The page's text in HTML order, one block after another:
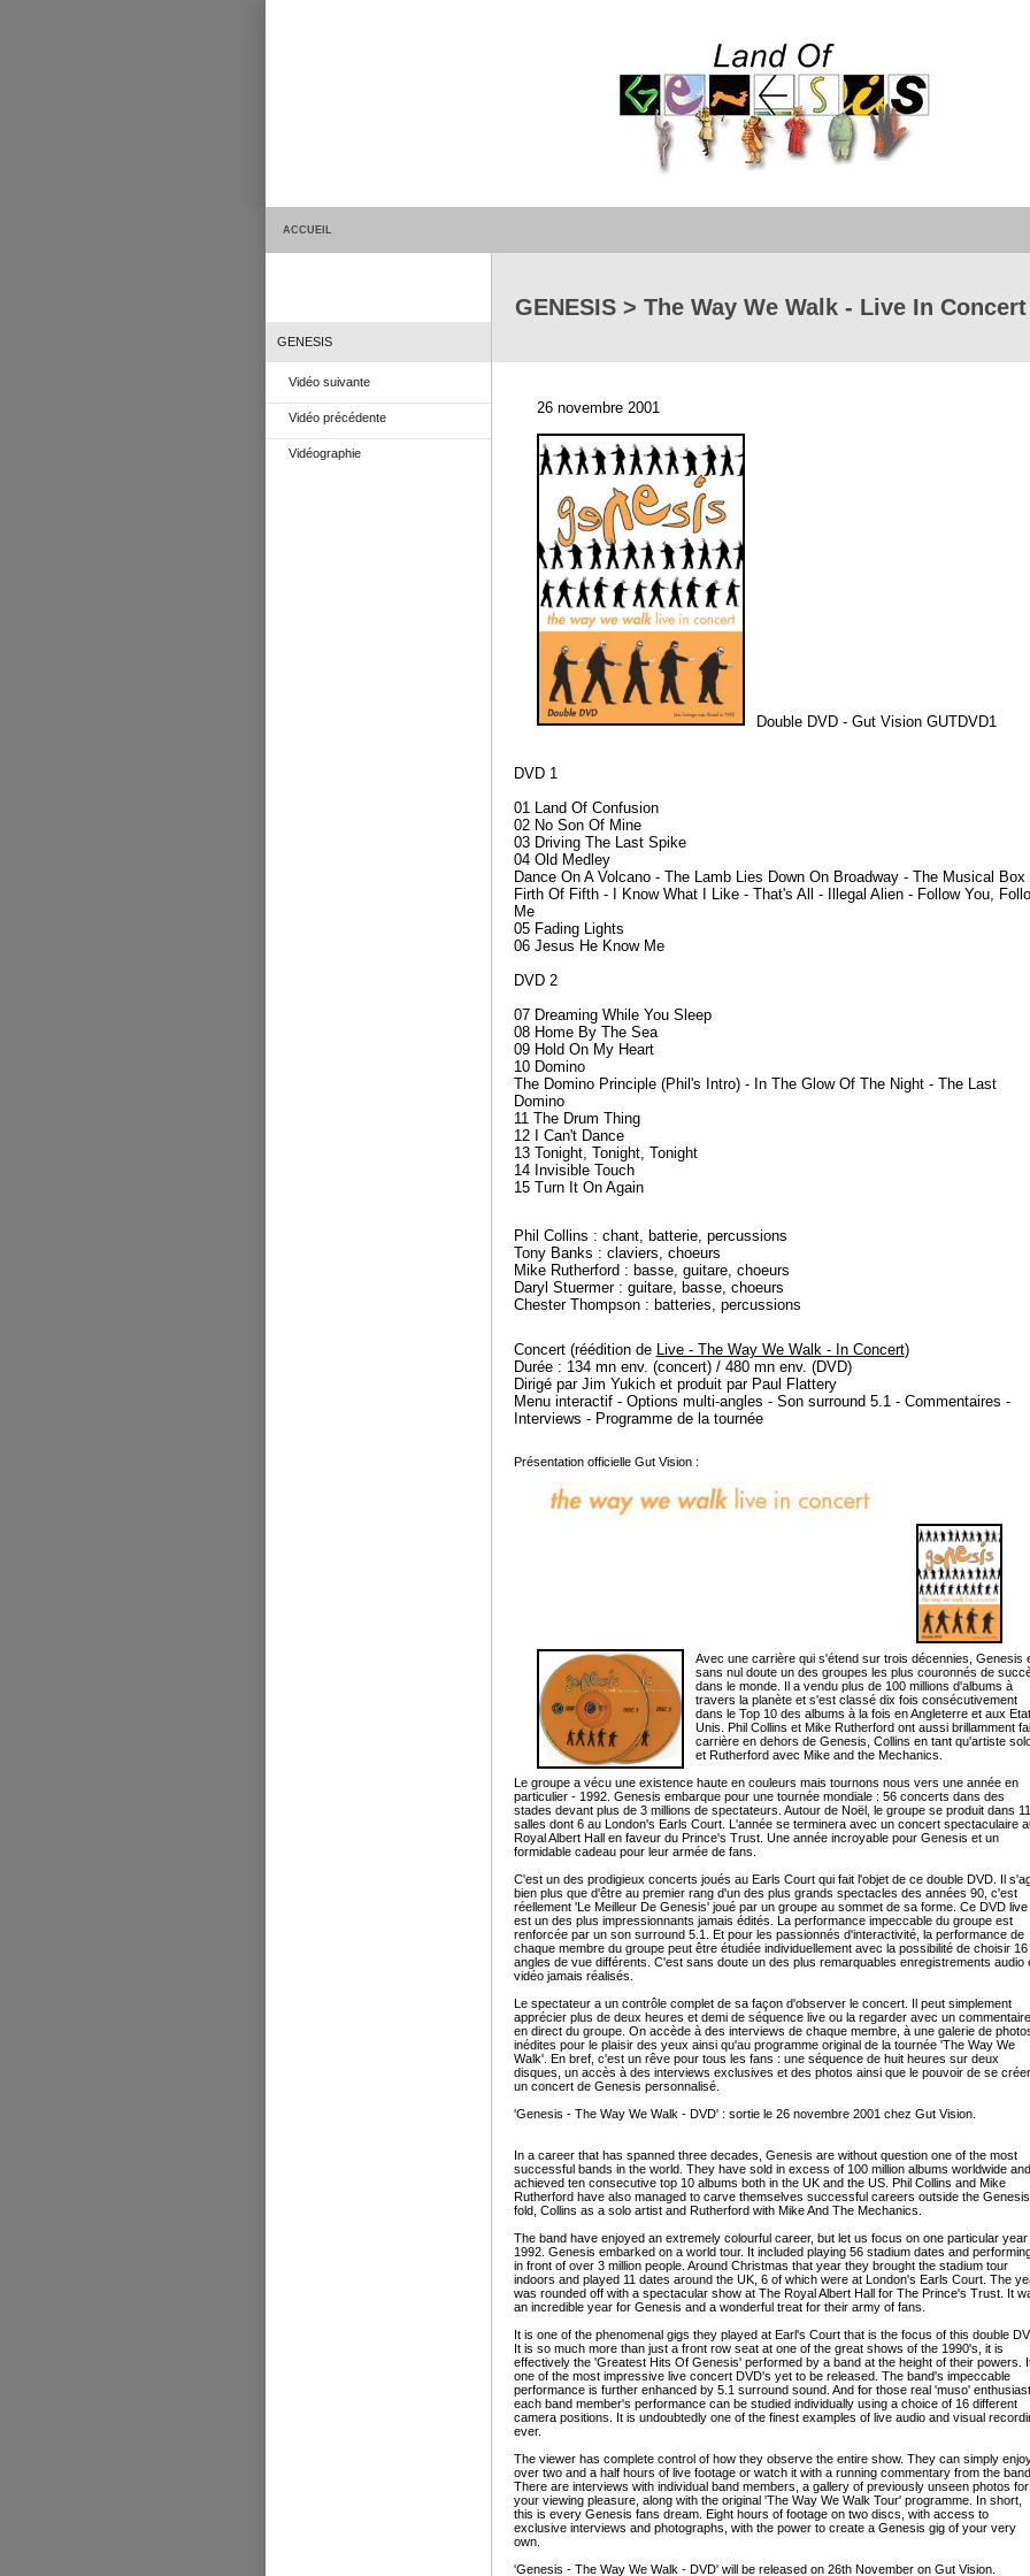
ACCUEIL
GENESIS
Vidéo suivante
Vidéo précédente
Vidéographie
GENESIS > The Way We Walk - Live In Concert
26 novembre 2001
Double DVD - Gut Vision GUTDVD1
DVD 1
01 Land Of Confusion
02 No Son Of Mine
03 Driving The Last Spike
04 Old Medley
Dance On A Volcano - The Lamb Lies Down On Broadway - The Musical Box
Firth Of Fifth - I Know What I Like - That's All - Illegal Alien - Follow You,
Me
05 Fading Lights
06 Jesus He Know Me
DVD 2
07 Dreaming While You Sleep
08 Home By The Sea
09 Hold On My Heart
10 Domino
The Domino Principle (Phil's Intro) - In The Glow Of The Night - The Last
Domino
11 The Drum Thing
12 I Can't Dance
13 Tonight, Tonight, Tonight
14 Invisible Touch
15 Turn It On Again
Phil Collins : chant, batterie, percussions
Tony Banks : claviers, choeurs
Mike Rutherford : basse, guitare, choeurs
Daryl Stuermer : guitare, basse, choeurs
Chester Thompson : batteries, percussions
Concert (réédition de Live - The Way We Walk - In Concert)
Durée : 134 mn env. (concert) / 480 mn env. (DVD)
Dirigé par Jim Yukich et produit par Paul Flattery
Menu interactif - Options multi-angles - Son surround 5.1 - Commentaires -
Interviews - Programme de la tournée
Présentation officielle Gut Vision :
Avec une carrière qui s'étend sur trois décennies, Genesis
sans nul doute un des groupes les plus couronnés de
dans le monde. Il a vendu plus de 100 millions d'albums à
travers la planète et s'est classé dix fois consécutivement
dans le Top 10 des albums à la fois en Angleterre et aux
Unis. Phil Collins et Mike Rutherford ont aussi brillamment
carrière en dehors de Genesis, Collins en tant qu'artiste
et Rutherford avec Mike and the Mechanics.
Le groupe a vécu une existence haute en couleurs mais tournons nous vers une année en
particulier - 1992. Genesis embarque pour une tournée mondiale : 56 concerts dans des
stades devant plus de 3 millions de spectateurs. Autour de Noël, le groupe se produit dans 11
salles dont 6 au London's Earls Court. L'année se terminera avec un concert spectaculaire
Royal Albert Hall en faveur du Prince's Trust. Une année incroyable pour Genesis et un
formidable cadeau pour leur armée de fans.
C'est un des prodigieux concerts joués au Earls Court qui fait l'objet de ce double DVD. Il
bien plus que d'être au premier rang d'un des plus grands spectacles des années 90, c'est
réellement 'Le Meilleur De Genesis' joué par un groupe au sommet de sa forme. Ce DVD live
est un des plus impressionnants jamais édités. La performance impeccable du groupe est
renforcée par un son surround 5.1. Et pour les passionnés d'interactivité, la performance de
chaque membre du groupe peut être étudiée individuellement avec la possibilité de choisir 16
angles de vue différents. C'est sans doute un des plus remarquables enregistrements audio
vidéo jamais réalisés.
Le spectateur a un contrôle complet de sa façon d'observer le concert. Il peut simplement
apprécier plus de deux heures et demi de séquence live ou la regarder avec un commentaire
en direct du groupe. On accède à des interviews de chaque membre, à une galerie de
inédites pour le plaisir des yeux ainsi qu'au programme original de la tournée 'The Way We
Walk'. En bref, c'est un rêve pour tous les fans : une séquence de huit heures sur deux
disques, un accès à des interviews exclusives et des photos ainsi que le pouvoir de se créer
un concert de Genesis personnalisé.
'Genesis - The Way We Walk - DVD' : sortie le 26 novembre 2001 chez Gut Vision.
In a career that has spanned three decades, Genesis are without question one of the most
successful bands in the world. They have sold in excess of 100 million albums worldwide and
achieved ten consecutive top 10 albums both in the UK and the US. Phil Collins and Mike
Rutherford have also managed to carve themselves successful careers outside the Genesis
fold, Collins as a solo artist and Rutherford with Mike And The Mechanics.
The band have enjoyed an extremely colourful career, but let us focus on one particular year
1992. Genesis embarked on a world tour. It included playing 56 stadium dates and
in front of over 3 million people. Around Christmas that year they brought the stadium tour
indoors and played 11 dates around the UK, 6 of which were at London's Earls Court. The
was rounded off with a spectacular show at The Royal Albert Hall for The Prince's Trust. It
an incredible year for Genesis and a wonderful treat for their army of fans.
It is one of the phenomenal gigs they played at Earl's Court that is the focus of this double
It is so much more than just a front row seat at one of the great shows of the 1990's, it is
effectively the 'Greatest Hits Of Genesis' performed by a band at the height of their powers.
one of the most impressive live concert DVD's yet to be released. The band's impeccable
performance is further enhanced by 5.1 surround sound. And for those real 'muso'
each band member's performance can be studied individually using a choice of 16 different
camera positions. It is undoubtedly one of the finest examples of live audio and visual
ever.
The viewer has complete control of how they observe the entire show. They can simply
over two and a half hours of live footage or watch it with a running commentary from the
There are interviews with individual band members, a gallery of previously unseen photos for
your viewing pleasure, along with the original 'The Way We Walk Tour' programme. In short,
this is every Genesis fans dream. Eight hours of footage on two discs, with access to
exclusive interviews and photographs, with the power to create a Genesis gig of your very
own.
'Genesis - The Way We Walk - DVD' will be released on 26th November on Gut Vision.